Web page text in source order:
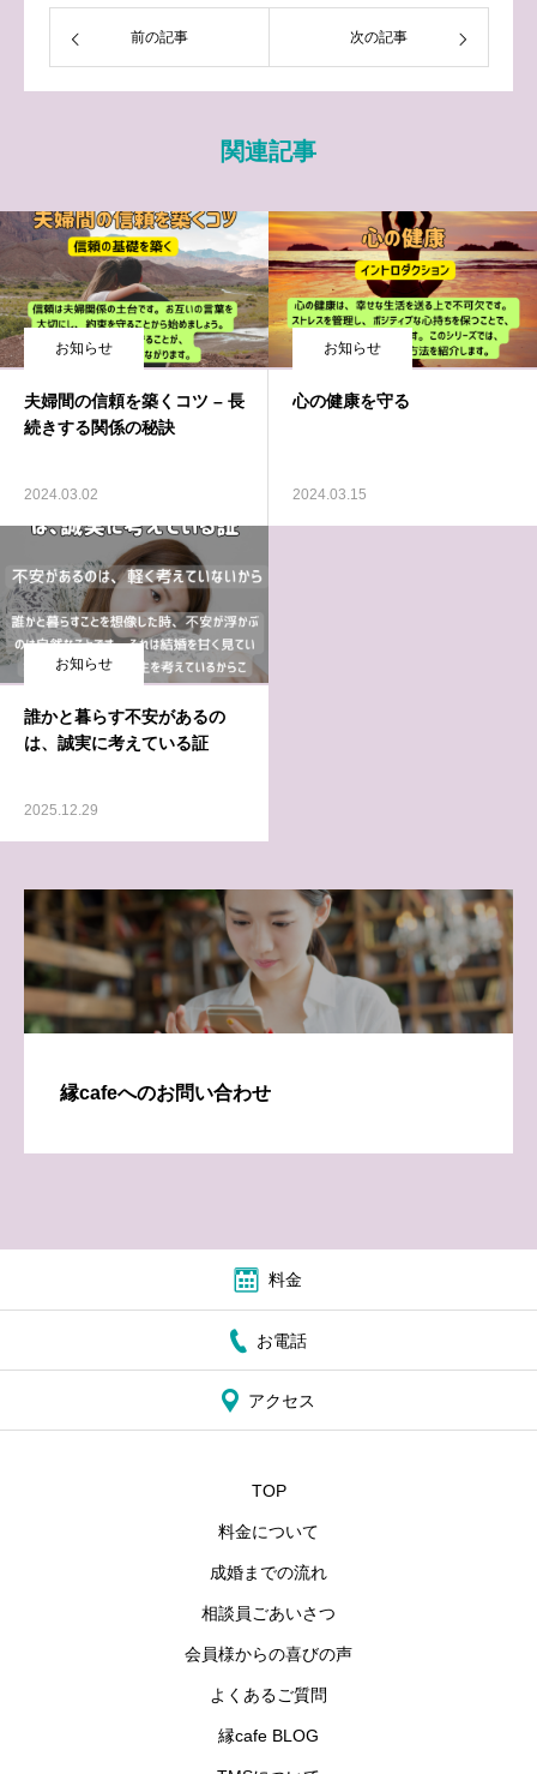
前の記事 次の記事
関連記事
お知らせ
夫婦間の信頼を築くコツ – 長
続きする関係の秘訣
2024.03.02
お知らせ
心の健康を守る
2024.03.15
お知らせ
誰かと暮らす不安があるの
は、誠実に考えている証
2025.12.29
縁cafeへのお問い合わせ
料金
お電話
アクセス
TOP
料金について
成婚までの流れ
相談員ごあいさつ
会員様からの喜びの声
よくあるご質問
縁cafe BLOG